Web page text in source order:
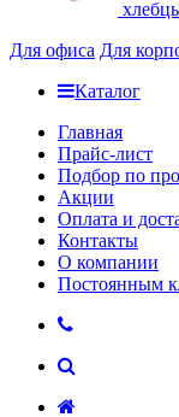
Для офиса Для
Каталог
Главная
Прайс-лист
Подбор по
Акции
Оплата и
Контакты
О компании
Постоянным